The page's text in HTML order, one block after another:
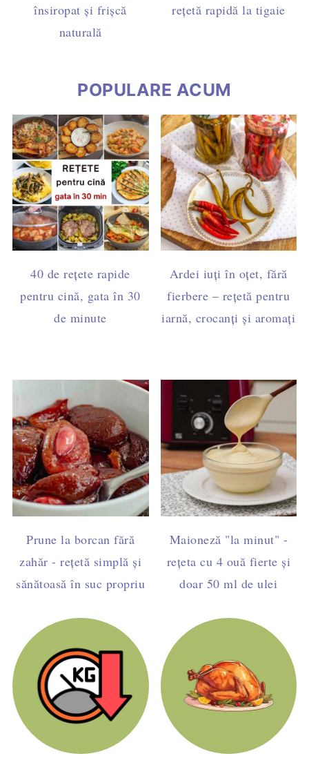
însiropat și frișcă
naturală
rețetă rapidă la tigaie
POPULARE ACUM
40 de rețete rapide
pentru cină, gata în 30
de minute
Ardei iuți în oțet, fără
fierbere – rețetă pentru
iarnă, crocanți și aromați
Prune la borcan fără
zahăr - rețetă simplă și
sănătoasă în suc propriu
Maioneză "la minut" -
rețeta cu 4 ouă fierte și
doar 50 ml de ulei